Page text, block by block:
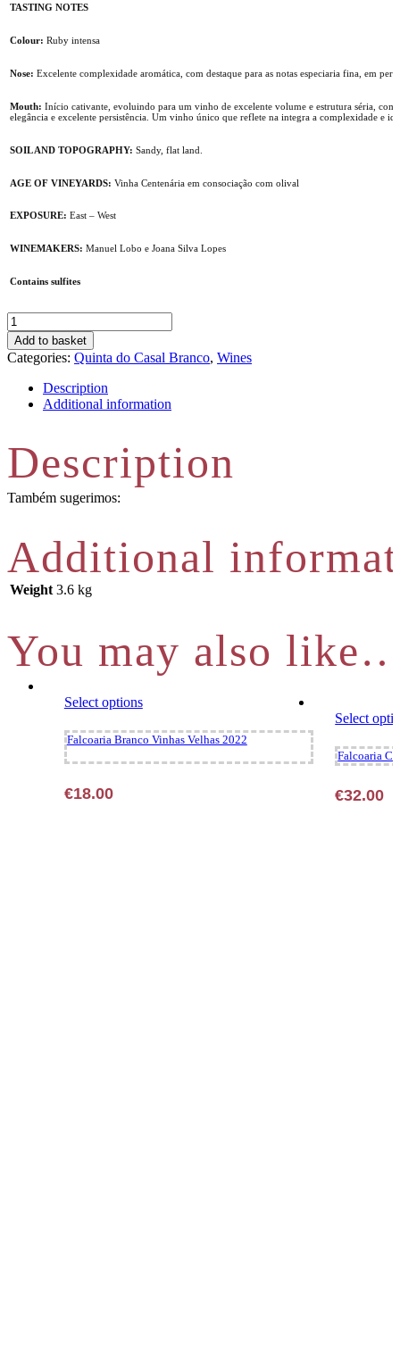
TASTING NOTES
Colour: Ruby intensa
Nose: Excelente complexidade aromática, com destaque para as notas especiaria fina, em
Mouth: Início cativante, evoluindo para um vinho de excelente volume e estrutura séria,
elegância e excelente persistência. Um vinho único que reflete na integra a complexidade e
SOIL AND TOPOGRAPHY: Sandy, flat land.
AGE OF VINEYARDS: Vinha Centenária em consociação com olival
EXPOSURE: East – West
WINEMAKERS: Manuel Lobo e Joana Silva Lopes
Contains sulfites
Vinha
do
Tojal
Homenagem
2016
quantity
Add to basket
Categories: Quinta do Casal Branco, Wines
Description
Additional information
Description
Também sugerimos:
Additional
Weight 3.6 kg
You may also
Select optionsThis
has
multiple
variants.
Falcoaria Branco Vinhas Velhas 2022
€18.00
Select
Falcoaria
€32.00